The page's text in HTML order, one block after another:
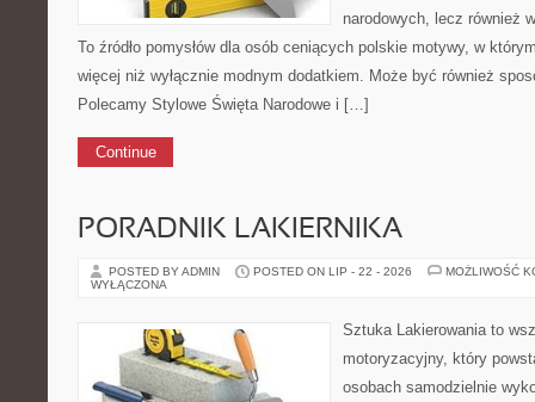
narodowych, lecz również
To źródło pomysłów dla osób ceniących polskie motywy, w
więcej niż wyłącznie modnym dodatkiem. Może być również
Polecamy Stylowe Święta Narodowe i […]
Continue
PORADNIK LAKIERNIKA
POSTED BY ADMIN POSTED ON LIP - 22 - 2026
MOŻLIWOŚĆ
WYŁĄCZONA
Sztuka Lakierowania to
motoryzacyjny, który
osobach samodzielnie